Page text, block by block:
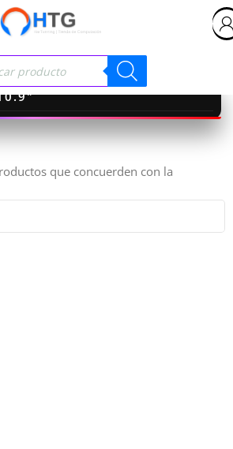
que concuerden con la